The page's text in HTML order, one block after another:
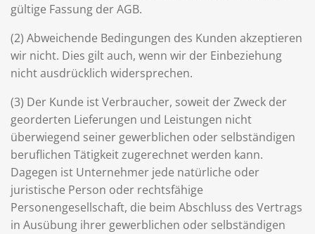
gültige Fassung der AGB.
(2) Abweichende Bedingungen des Kunden akzeptieren
wir nicht. Dies gilt auch, wenn wir der Einbeziehung
nicht ausdrücklich widersprechen.
(3) Der Kunde ist Verbraucher, soweit der Zweck der
georderten Lieferungen und Leistungen nicht
überwiegend seiner gewerblichen oder selbständigen
beruflichen Tätigkeit zugerechnet werden kann.
Dagegen ist Unternehmer jede natürliche oder
juristische Person oder rechtsfähige
Personengesellschaft, die beim Abschluss des Vertrags
in Ausübung ihrer gewerblichen oder selbständigen